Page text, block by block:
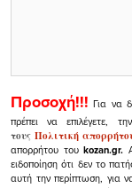
Προσοχή!!! Για να
πρέπει να επιλέγετε,
τουςΠολιτική
απορρήτου τουkozan.gr.
ειδοποίηση ότι δεν το
αυτή την περίπτωση, για